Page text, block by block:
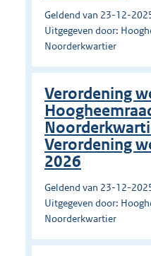
Geldend van 23-12-
Uitgegeven door:
Noorderkwartier
Verordening
Verordening
2026
Geldend van 23-12-
Uitgegeven door:
Noorderkwartier